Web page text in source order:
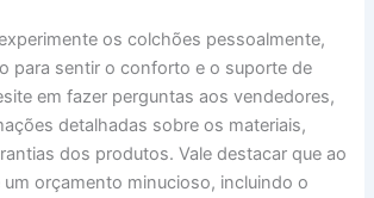
os colchões pessoalmente,
para sentir o conforto e o suporte de
em fazer perguntas aos vendedores,
detalhadas sobre os materiais,
dos produtos. Vale destacar que ao
um orçamento minucioso, incluindo o